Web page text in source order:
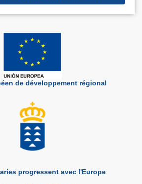
de développement régional
progressent avec l'Europe